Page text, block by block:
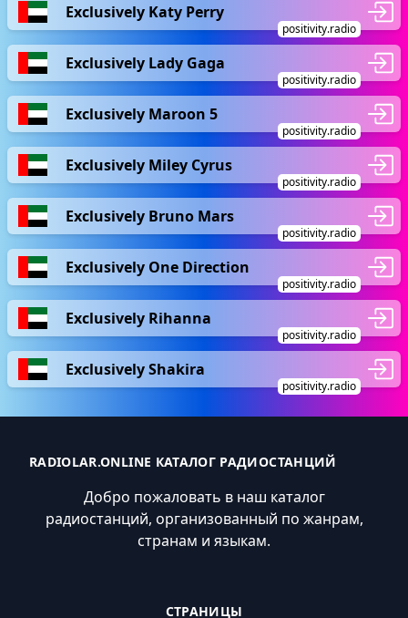
Exclusively Katy Perry
positivity.radio
Exclusively Lady Gaga
positivity.radio
Exclusively Maroon 5
positivity.radio
Exclusively Miley Cyrus
positivity.radio
Exclusively Bruno Mars
positivity.radio
Exclusively One Direction
positivity.radio
Exclusively Rihanna
positivity.radio
Exclusively Shakira
positivity.radio
RADIOLAR.ONLINE КАТАЛОГ РАДИОСТАНЦИЙ
Добро пожаловать в наш каталог
радиостанций, организованный по жанрам,
странам и языкам.
СТРАНИЦЫ